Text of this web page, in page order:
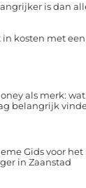
is dan
in kosten met
als merk:
belangrijk
Gids voor het
in Zaanstad